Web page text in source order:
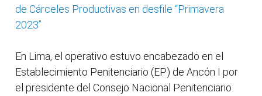
de Cárceles Productivas en desfile “Primavera
2023”
En Lima, el operativo estuvo encabezado en el
Establecimiento Penitenciario (EP) de Ancón I por
el presidente del Consejo Nacional Penitenciario